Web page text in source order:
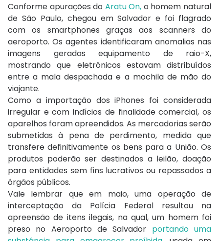
Conforme apurações do Aratu On, o homem natural
de São Paulo, chegou em Salvador e foi flagrado
com os smartphones graças aos scanners do
aeroporto. Os agentes identificaram anomalias nas
imagens geradas equipamento de raio-X,
mostrando que eletrônicos estavam distribuídos
entre a mala despachada e a mochila de mão do
viajante.
Como a importação dos iPhones foi considerada
irregular e com indícios de finalidade comercial, os
aparelhos foram apreendidos. As mercadorias serão
submetidas à pena de perdimento, medida que
transfere definitivamente os bens para a União. Os
produtos poderão ser destinados a leilão, doação
para entidades sem fins lucrativos ou repassados a
órgãos públicos.
Vale lembrar que em maio, uma operação de
interceptação da Polícia Federal resultou na
apreensão de itens ilegais, na qual, um homem foi
preso no Aeroporto de Salvador portando uma